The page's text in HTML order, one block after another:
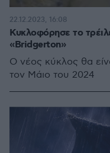
Κυκλοφόρησε το
«Bridgerton»
Ο νέος κύκλος θα
τον Μάιο του 2024
22.12.2023, 16:08